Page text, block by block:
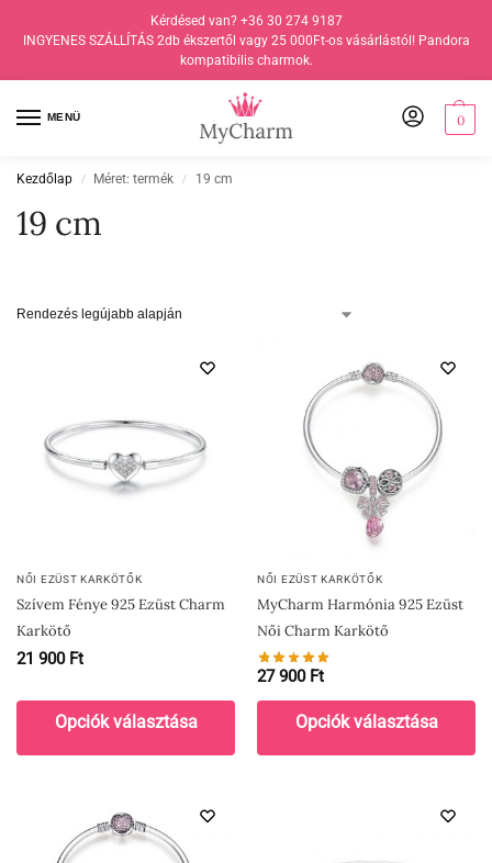
Kérdésed van? +36 30 274 9187
INGYENES SZÁLLÍTÁS 2db ékszertől vagy 25 000Ft-os vásárlástól! Pandora
kompatibilis charmok.
MENÜ 0
Kezdőlap / Méret: termék / 19 cm
19 cm
NŐI EZÜST KARKÖTŐK
Szívem Fénye 925 Ezüst Charm
Karkötő
21 900 Ft
Opciók választása
NŐI EZÜST KARKÖTŐK
MyCharm Harmónia 925 Ezüst
Női Charm Karkötő
27 900 Ft
Opciók választása